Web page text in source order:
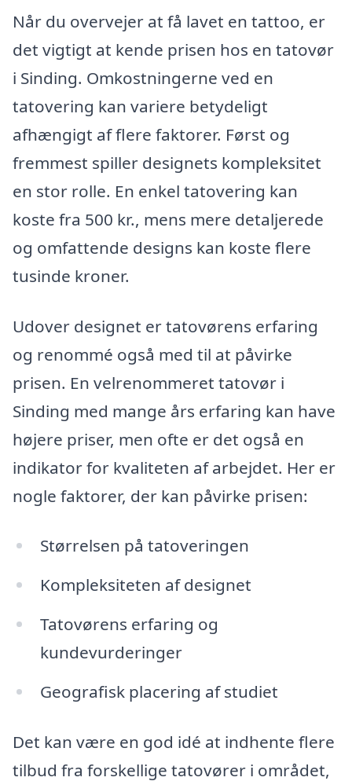
Når du overvejer at få lavet en tattoo, er
det vigtigt at kende prisen hos en tatovør
i Sinding. Omkostningerne ved en
tatovering kan variere betydeligt
afhængigt af flere faktorer. Først og
fremmest spiller designets kompleksitet
en stor rolle. En enkel tatovering kan
koste fra 500 kr., mens mere detaljerede
og omfattende designs kan koste flere
tusinde kroner.
Udover designet er tatovørens erfaring
og renommé også med til at påvirke
prisen. En velrenommeret tatovør i
Sinding med mange års erfaring kan have
højere priser, men ofte er det også en
indikator for kvaliteten af arbejdet. Her er
nogle faktorer, der kan påvirke prisen:
Størrelsen på tatoveringen
Kompleksiteten af designet
Tatovørens erfaring og
kundevurderinger
Geografisk placering af studiet
Det kan være en god idé at indhente flere
tilbud fra forskellige tatovører i området,